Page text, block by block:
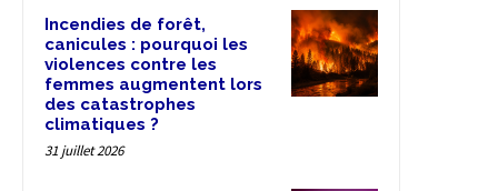
Incendies de forêt,
canicules : pourquoi les
violences contre les
femmes augmentent lors
des catastrophes
climatiques ?
31 juillet 2026